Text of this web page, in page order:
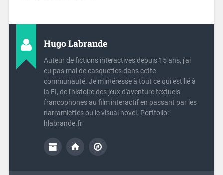
Hugo Labrande
Auteur de fictions interactives depuis 15 ans, j'ai
eu pas mal de casquettes dans cette
communauté. Je m'intéresse à tout ce qui est lié à
la FI, de l'histoire des jeux d'aventure textuels
francophones au film interactif en passant par les
narramiettes ou le visual novel. Portfolio:
hlabrande.fr